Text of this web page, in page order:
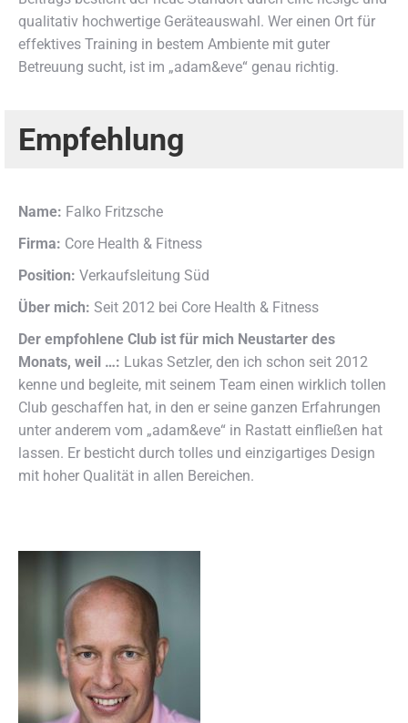
qualitativ hochwertige Geräteauswahl. Wer einen Ort für
effektives Training in bestem Ambiente mit guter
Betreuung sucht, ist im „adam&eve“ genau richtig.
Empfehlung
Name: Falko Fritzsche
Firma: Core Health & Fitness
Position: Verkaufsleitung Süd
Über mich: Seit 2012 bei Core Health & Fitness
Der empfohlene Club ist für mich Neustarter des
Monats, weil …: Lukas Setzler, den ich schon seit 2012
kenne und begleite, mit seinem Team einen wirklich tollen
Club geschaffen hat, in den er seine ganzen Erfahrungen
unter anderem vom „adam&eve“ in Rastatt einfließen hat
lassen. Er besticht durch tolles und einzigartiges Design
mit hoher Qualität in allen Bereichen.